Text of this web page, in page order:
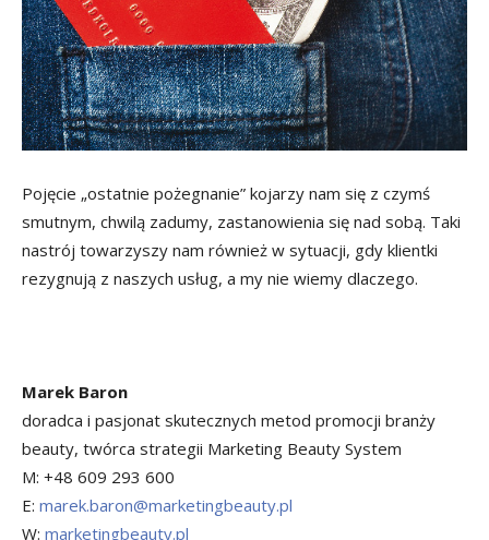
Pojęcie „ostatnie pożegnanie” kojarzy nam się z czymś
smutnym, chwilą zadumy, zastanowienia się nad sobą. Taki
nastrój towarzyszy nam również w sytuacji, gdy klientki
rezygnują z naszych usług, a my nie wiemy dlaczego.
Marek Baron
doradca i pasjonat skutecznych metod promocji branży
beauty, twórca strategii Marketing Beauty System
M: +48 609 293 600
E: marek.baron@marketingbeauty.pl
W: marketingbeauty.pl